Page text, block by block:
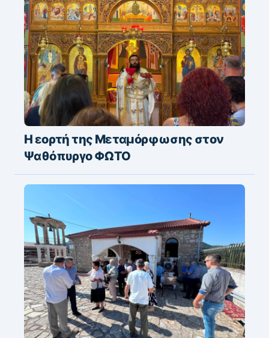
Με λαμπρότητα ο εορτασμός της
Μεταμορφώσεως του Σωτήρος στην
Οβρυά ΦΩΤΟ
Η εορτή της Μεταμόρφωσης στον
Ψαθόπυργο ΦΩΤΟ